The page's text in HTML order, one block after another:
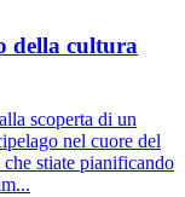
della cultura
scoperta di un
nel cuore del
stiate pianificando